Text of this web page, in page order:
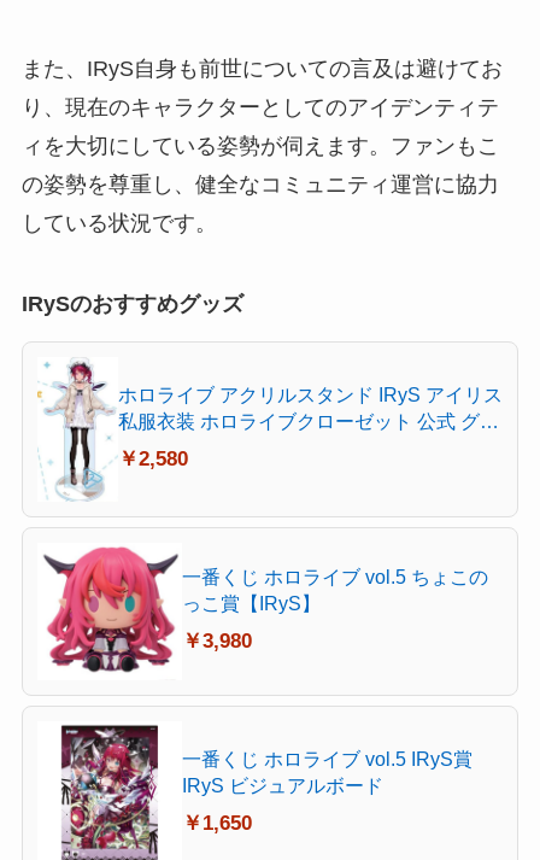
また、IRyS自身も前世についての言及は避けてお
り、現在のキャラクターとしてのアイデンティテ
ィを大切にしている姿勢が伺えます。ファンもこ
の姿勢を尊重し、健全なコミュニティ運営に協力
している状況です。
IRySのおすすめグッズ
ホロライブ アクリルスタンド IRyS アイリス
私服衣装 ホロライブクローゼット 公式 グッ
ズ
￥2,580
一番くじ ホロライブ vol.5 ちょこの
っこ賞【IRyS】
￥3,980
一番くじ ホロライブ vol.5 IRyS賞
IRyS ビジュアルボード
￥1,650